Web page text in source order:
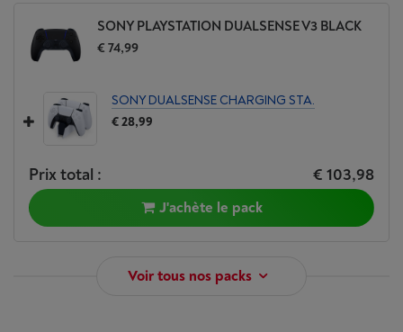
SONY PLAYSTATION DUALSENSE V3 BLACK
€ 74,99
SONY DUALSENSE CHARGING STA.
€ 28,99
Prix total : € 103,98
J'achète le pack
Voir tous nos packs